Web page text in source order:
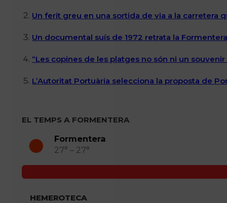
Un ferit greu en una sortida de via a la carretera
Un documental suís de 1972 retrata la
“Les copines de les platges no són ni un
L’Autoritat Portuària selecciona la proposta de
EL TEMPS A FORMENTERA
Formentera
27° – 27°
HEMEROTECA